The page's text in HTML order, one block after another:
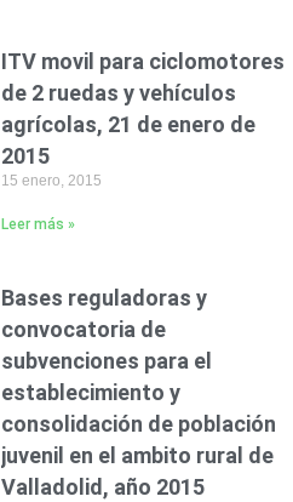
ITV movil para ciclomotores
de 2 ruedas y vehículos
agrícolas, 21 de enero de
2015
15 enero, 2015
Leer más »
Bases reguladoras y
convocatoria de
subvenciones para el
establecimiento y
consolidación de población
juvenil en el ambito rural de
Valladolid, año 2015